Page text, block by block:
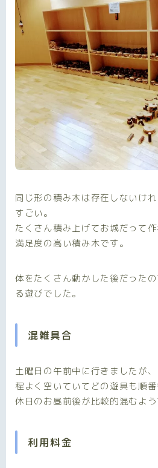
同じ形の積み木は存在しないけ
すごい。
たくさん積み上げてお城だって作
満足度の高い積み木です。
体をたくさん動かした後だった
る遊びでした。
混雑具合
土曜日の午前中に行きましたが、
程よく空いていてどの遊具も順
休日のお昼前後が比較的混むよう
利用料金